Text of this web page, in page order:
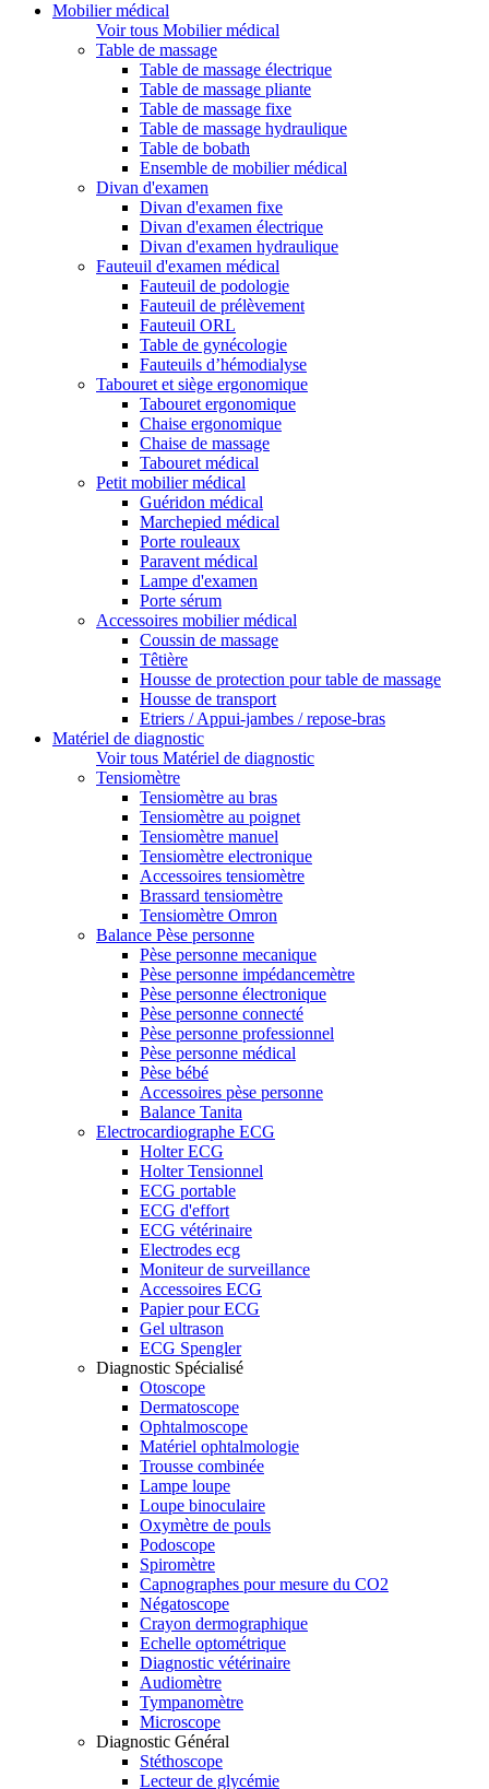
Mobilier médical
Voir tous Mobilier médical
Table de massage
Table de massage électrique
Table de massage pliante
Table de massage fixe
Table de massage hydraulique
Table de bobath
Ensemble de mobilier médical
Divan d'examen
Divan d'examen fixe
Divan d'examen électrique
Divan d'examen hydraulique
Fauteuil d'examen médical
Fauteuil de podologie
Fauteuil de prélèvement
Fauteuil ORL
Table de gynécologie
Fauteuils d’hémodialyse
Tabouret et siège ergonomique
Tabouret ergonomique
Chaise ergonomique
Chaise de massage
Tabouret médical
Petit mobilier médical
Guéridon médical
Marchepied médical
Porte rouleaux
Paravent médical
Lampe d'examen
Porte sérum
Accessoires mobilier médical
Coussin de massage
Têtière
Housse de protection pour table de massage
Housse de transport
Etriers / Appui-jambes / repose-bras
Matériel de diagnostic
Voir tous Matériel de diagnostic
Tensiomètre
Tensiomètre au bras
Tensiomètre au poignet
Tensiomètre manuel
Tensiomètre electronique
Accessoires tensiomètre
Brassard tensiomètre
Tensiomètre Omron
Balance Pèse personne
Pèse personne mecanique
Pèse personne impédancemètre
Pèse personne électronique
Pèse personne connecté
Pèse personne professionnel
Pèse personne médical
Pèse bébé
Accessoires pèse personne
Balance Tanita
Electrocardiographe ECG
Holter ECG
Holter Tensionnel
ECG portable
ECG d'effort
ECG vétérinaire
Electrodes ecg
Moniteur de surveillance
Accessoires ECG
Papier pour ECG
Gel ultrason
ECG Spengler
Diagnostic Spécialisé
Otoscope
Dermatoscope
Ophtalmoscope
Matériel ophtalmologie
Trousse combinée
Lampe loupe
Loupe binoculaire
Oxymètre de pouls
Podoscope
Spiromètre
Capnographes pour mesure du CO2
Négatoscope
Crayon dermographique
Echelle optométrique
Diagnostic vétérinaire
Audiomètre
Tympanomètre
Microscope
Diagnostic Général
Stéthoscope
Lecteur de glycémie